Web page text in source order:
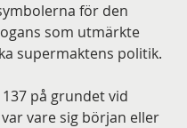
för den
som utmärkte
supermaktens politik.
på grundet vid
vare sig början eller